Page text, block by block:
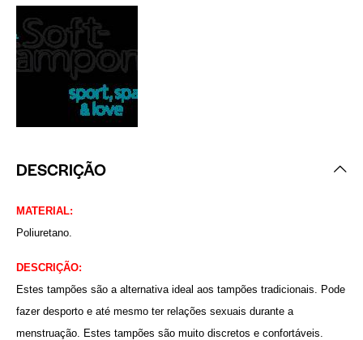
DESCRIÇÃO
MATERIAL:
Poliuretano.
DESCRIÇÃO:
Estes tampões são a alternativa ideal aos tampões tradicionais. Pode
fazer desporto e até mesmo ter relações sexuais durante a
menstruação. Estes tampões são muito discretos e confortáveis.